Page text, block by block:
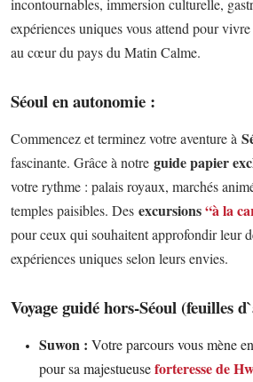
incontournables, immersion culturelle,
expériences uniques vous attend pour
au cœur du pays du Matin Calme.
Séoul en autonomie :
Commencez et terminez votre aventure à
fascinante. Grâce à notre guide papier
votre rythme : palais royaux, marchés
temples paisibles. Des excursions“à la
pour ceux qui souhaitent approfondir leur
expériences uniques selon leurs envies.
Voyage guidé hors-Séoul (feuilles
Suwon : Votre parcours vous mène
pour sa majestueuseforteresse de